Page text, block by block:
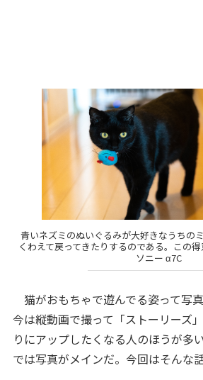
青いネズミのぬいぐるみが大好きなうちの
くわえて戻ってきたりするのである。この
ソニー α7C
猫がおもちゃで遊んでる姿って写
今は縦動画で撮って「ストーリーズ
りにアップしたくなる人のほうが多
では写真がメインだ。今回はそんな話